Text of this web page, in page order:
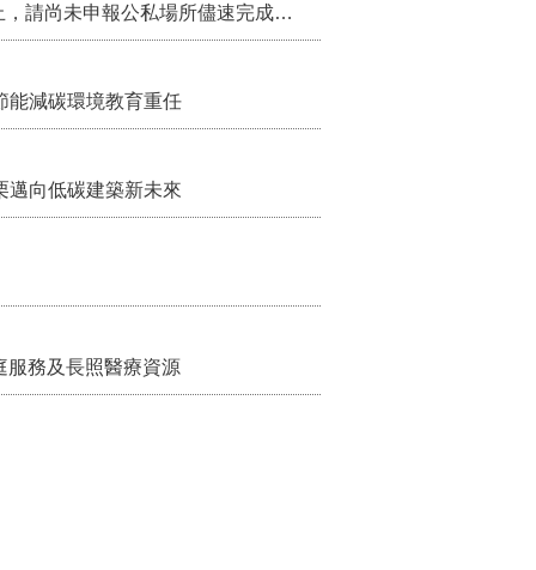
115年第2季固定源空污費申報已於7月底截止，請尚未申報公私場所儘速完成申繳，以免面臨滯納金及罰鍰!
減碳環境教育重任
向低碳建築新未來
服務及長照醫療資源